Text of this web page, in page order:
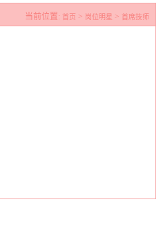
当前位置: 首页 > 岗位明星 > 首席技师